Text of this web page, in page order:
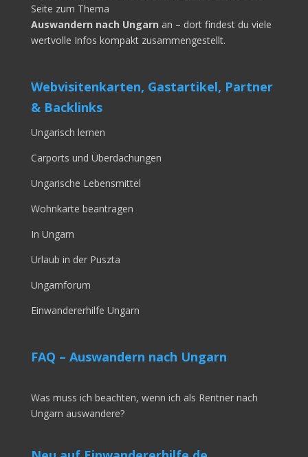
Seite zum Thema
Auswandern nach Ungarn an – dort findest du viele
wertvolle Infos kompakt zusammengestellt.
Webvisitenkarten, Gastartikel, Partner
& Backlinks
Ungarisch lernen
Carports und Überdachungen
Ungarische Lebensmittel
Wohnkarte beantragen
In Ungarn
Urlaub in der Puszta
Ungarnforum
Einwandererhilfe Ungarn
FAQ – Auswandern nach Ungarn
Was muss ich beachten, wenn ich als Rentner nach
Ungarn auswandere?